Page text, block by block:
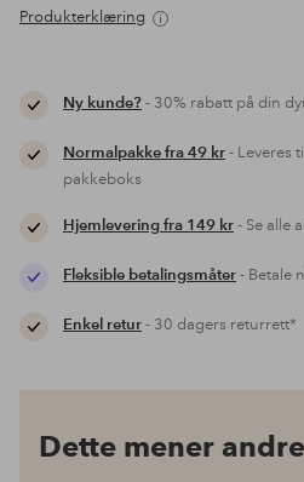
Produkterklæring
Ny kunde?- 30% rabatt på din
Normalpakke fra 49 kr- Leveres
pakkeboks
Hjemlevering fra 149 kr- Se alle
Fleksible betalingsmåter- Betale
Enkel retur- 30 dagers returrett*
Dette mener andre